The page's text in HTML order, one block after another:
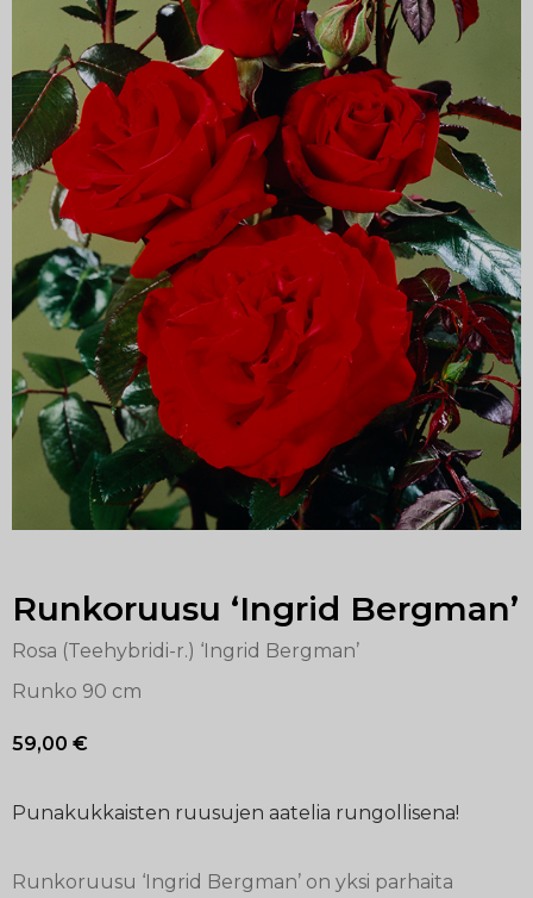
Runkoruusu ‘Ingrid Bergman’
Rosa (Teehybridi-r.) ‘Ingrid Bergman’
Runko 90 cm
59,00 €
Punakukkaisten ruusujen aatelia rungollisena!
Runkoruusu ‘Ingrid Bergman’ on yksi parhaita